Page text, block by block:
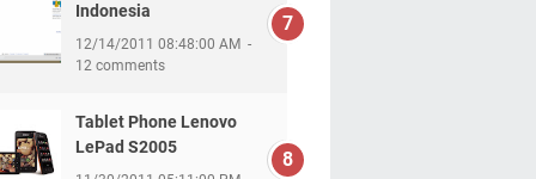
Indonesia
12/14/2011 08:48:00 AM
12 comments
Tablet Phone Lenovo
LePad S2005